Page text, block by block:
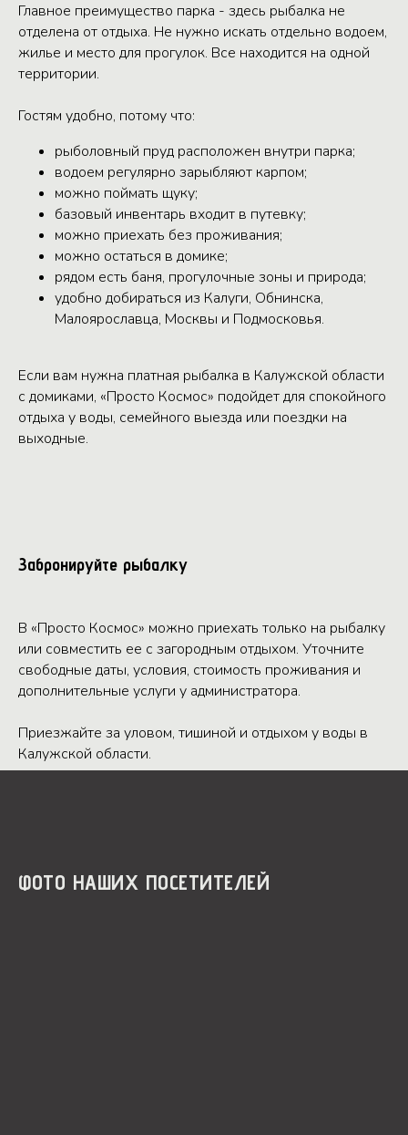
Главное преимущество парка - здесь рыбалка не
отделена от отдыха. Не нужно искать отдельно водоем,
жилье и место для прогулок. Все находится на одной
территории.
Гостям удобно, потому что:
рыболовный пруд расположен внутри парка;
водоем регулярно зарыбляют карпом;
можно поймать щуку;
базовый инвентарь входит в путевку;
можно приехать без проживания;
можно остаться в домике;
рядом есть баня, прогулочные зоны и природа;
удобно добираться из Калуги, Обнинска,
Малоярославца, Москвы и Подмосковья.
Если вам нужна платная рыбалка в Калужской области
с домиками, «Просто Космос» подойдет для спокойного
отдыха у воды, семейного выезда или поездки на
выходные.
Забронируйте рыбалку
В «Просто Космос» можно приехать только на рыбалку
или совместить ее с загородным отдыхом. Уточните
свободные даты, условия, стоимость проживания и
дополнительные услуги у администратора.
Приезжайте за уловом, тишиной и отдыхом у воды в
Калужской области.
ФОТО НАШИХ ПОСЕТИТЕЛЕЙ